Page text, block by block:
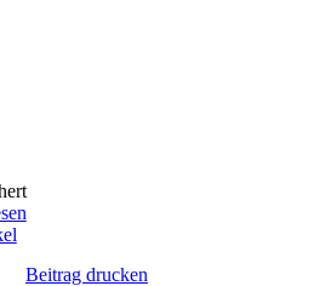
Beitrag drucken